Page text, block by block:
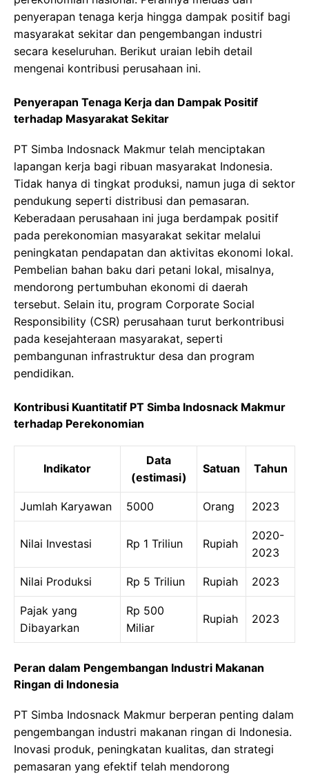
penyerapan tenaga kerja hingga dampak positif bagi
masyarakat sekitar dan pengembangan industri
secara keseluruhan. Berikut uraian lebih detail
mengenai kontribusi perusahaan ini.
Penyerapan Tenaga Kerja dan Dampak Positif
terhadap Masyarakat Sekitar
PT Simba Indosnack Makmur telah menciptakan
lapangan kerja bagi ribuan masyarakat Indonesia.
Tidak hanya di tingkat produksi, namun juga di sektor
pendukung seperti distribusi dan pemasaran.
Keberadaan perusahaan ini juga berdampak positif
pada perekonomian masyarakat sekitar melalui
peningkatan pendapatan dan aktivitas ekonomi lokal.
Pembelian bahan baku dari petani lokal, misalnya,
mendorong pertumbuhan ekonomi di daerah
tersebut. Selain itu, program Corporate Social
Responsibility (CSR) perusahaan turut berkontribusi
pada kesejahteraan masyarakat, seperti
pembangunan infrastruktur desa dan program
pendidikan.
Kontribusi Kuantitatif PT Simba Indosnack Makmur
terhadap Perekonomian
Indikator
Data
(estimasi)
Satuan Tahun
Jumlah Karyawan 5000 Orang 2023
Nilai Investasi Rp 1 Triliun Rupiah
2020-
2023
Nilai Produksi Rp 5 Triliun Rupiah 2023
Pajak yang
Dibayarkan
Rp 500
Miliar
Rupiah 2023
Peran dalam Pengembangan Industri Makanan
Ringan di Indonesia
PT Simba Indosnack Makmur berperan penting dalam
pengembangan industri makanan ringan di Indonesia.
Inovasi produk, peningkatan kualitas, dan strategi
pemasaran yang efektif telah mendorong